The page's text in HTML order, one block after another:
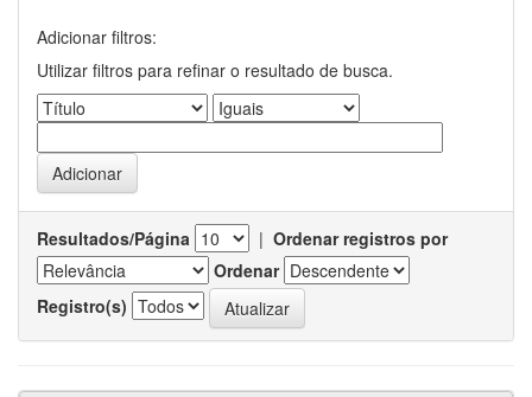
Adicionar filtros:
Utilizar filtros para refinar o resultado de busca.
Resultados/Página | Ordenar registros por
Ordenar
Registro(s)